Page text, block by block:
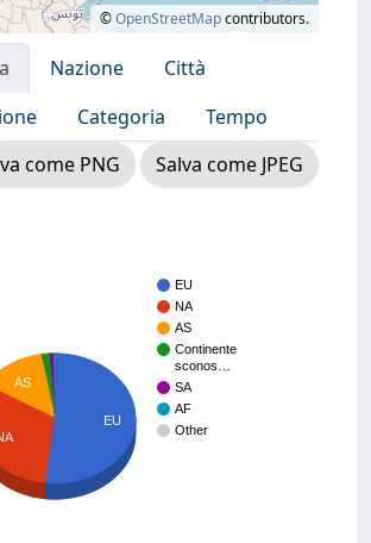
©OpenStreetMapcontributors.
Nazione
Città
Categoria
Tempo
come PNG
Salva come JPEG
EU
NA
AS
Continente
sconos…
SA
AF
Other
AS
EU